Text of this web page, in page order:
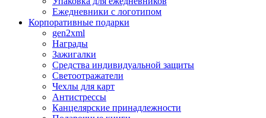
Ежедневники с логотипом
Корпоративные подарки
gen2xml
Награды
Зажигалки
Средства индивидуальной защиты
Светоотражатели
Чехлы для карт
Антистрессы
Канцелярские принадлежности